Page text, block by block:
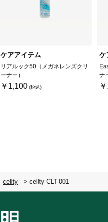
ケアアイテム
リアルック50（メガネレンズクリ
ーナー）
￥1,100
ケ
ナ
cellty > cellty CLT-001